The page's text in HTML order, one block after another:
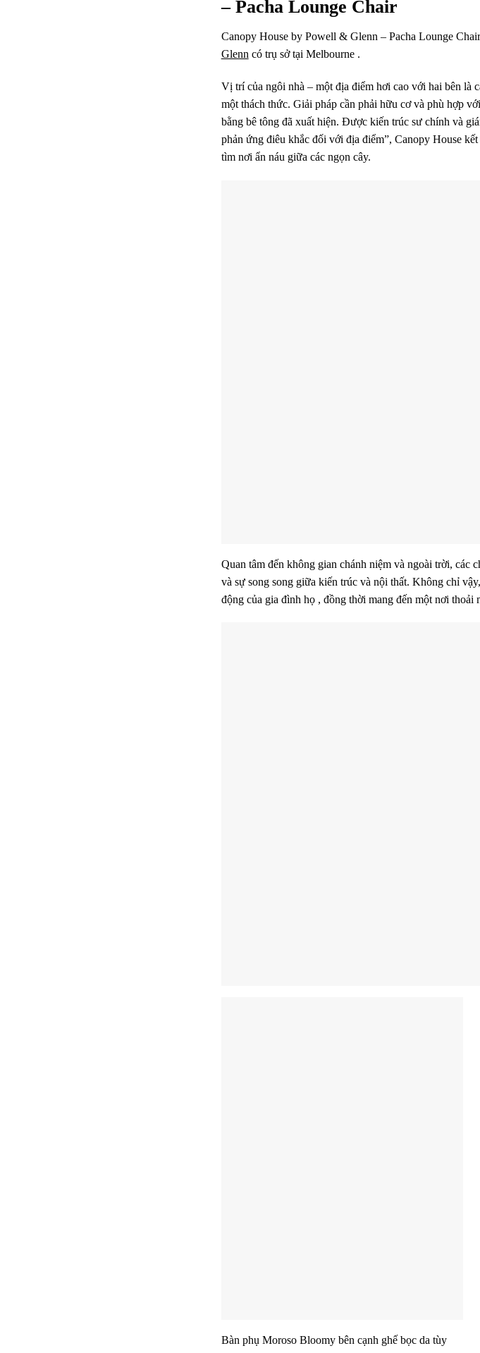
– Pacha Lounge Chair
Canopy House by Powell & Glenn – Pacha Lounge
Glenn có trụ sở tại Melbourne .
Vị trí của ngôi nhà – một địa điểm hơi cao với hai bên là
một thách thức. Giải pháp cần phải hữu cơ và phù hợp
bằng bê tông đã xuất hiện. Được kiến ​​trúc sư chính và
phản ứng điêu khắc đối với địa điểm”, Canopy House
tìm nơi ẩn náu giữa các ngọn cây.
Quan tâm đến không gian chánh niệm và ngoài trời, các
và sự song song giữa kiến ​​trúc và nội thất. Không chỉ
động của gia đình họ , đồng thời mang đến một nơi thoải
Bàn phụ Moroso Bloomy bên cạnh ghế bọc da tùy